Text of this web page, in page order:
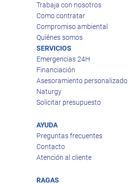
Trabaja con nosotros
Como contratar
Compromiso ambiental
Quiénes somos
SERVICIOS
Emergencias 24H
Financiación
Asesoramiento personalizado
Naturgy
Solicitar presupuesto
AYUDA
Preguntas frecuentes
Contacto
Atención al cliente
RAGAS